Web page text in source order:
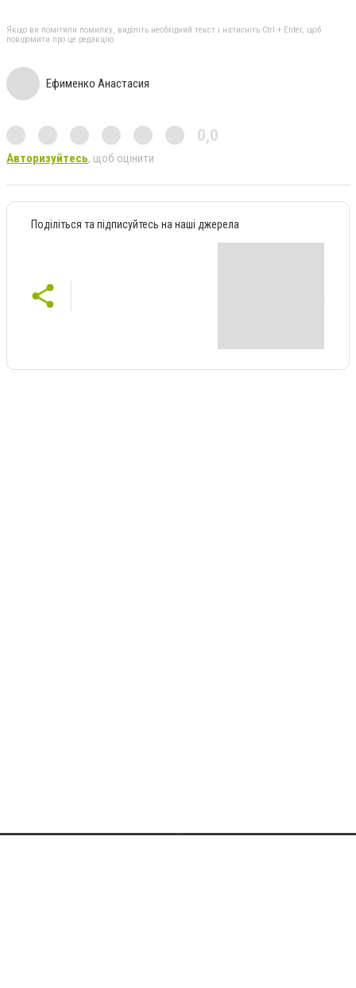
Якщо ви помітили помилку, виділіть необхідний текст і натисніть Ctrl + Enter, щоб
повідомити про це редакцію
Ефименко Анастасия
0,0
Авторизуйтесь, щоб оцінити
Поділіться та підписуйтесь на наші джерела